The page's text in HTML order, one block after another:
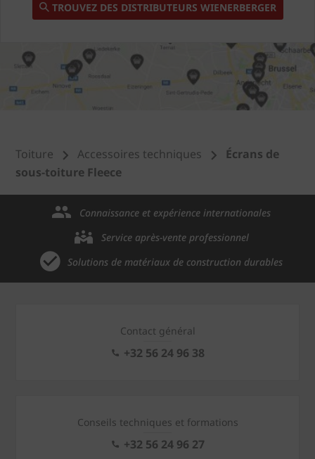
TROUVEZ DES DISTRIBUTEURS WIENERBERGER
Toiture Accessoires techniques
Écrans de
sous-toiture Fleece
Connaissance et expérience internationales
Service après-vente professionnel
Solutions de matériaux de construction durables
Contact général
+32 56 24 96 38
Conseils techniques et formations
+32 56 24 96 27